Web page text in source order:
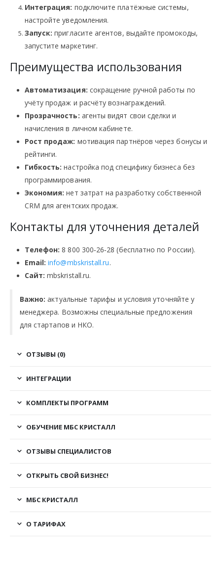
Интеграция: подключите платёжные системы,
настройте уведомления.
Запуск: пригласите агентов, выдайте промокоды,
запустите маркетинг.
Преимущества использования
Автоматизация: сокращение ручной работы по
учёту продаж и расчёту вознаграждений.
Прозрачность: агенты видят свои сделки и
начисления в личном кабинете.
Рост продаж: мотивация партнёров через бонусы и
рейтинги.
Гибкость: настройка под специфику бизнеса без
программирования.
Экономия: нет затрат на разработку собственной
CRM для агентских продаж.
Контакты для уточнения деталей
Телефон: 8 800 300‑26‑28 (бесплатно по России).
Email: info@mbskristall.ru.
Сайт: mbskristall.ru.
Важно: актуальные тарифы и условия уточняйте у
менеджера. Возможны специальные предложения
для стартапов и НКО.
ОТЗЫВЫ (0)
ИНТЕГРАЦИИ
КОМПЛЕКТЫ ПРОГРАММ
ОБУЧЕНИЕ МБС КРИСТАЛЛ
ОТЗЫВЫ СПЕЦИАЛИСТОВ
ОТКРЫТЬ СВОЙ БИЗНЕС!
МБС КРИСТАЛЛ
О ТАРИФАХ